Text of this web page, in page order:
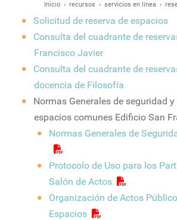
navegación
Inicio recursos servicios en linea
Solicitud de reserva de espacios
Consulta del cuadrante de
Francisco Javier
Consulta del cuadrante de
docencia de Filosofía
Normas Generales de seguridad
espacios comunes Edificio San
Normas Generales de
Protocolo de Uso para los
Salón de Actos
Organización de Actos
Espacios